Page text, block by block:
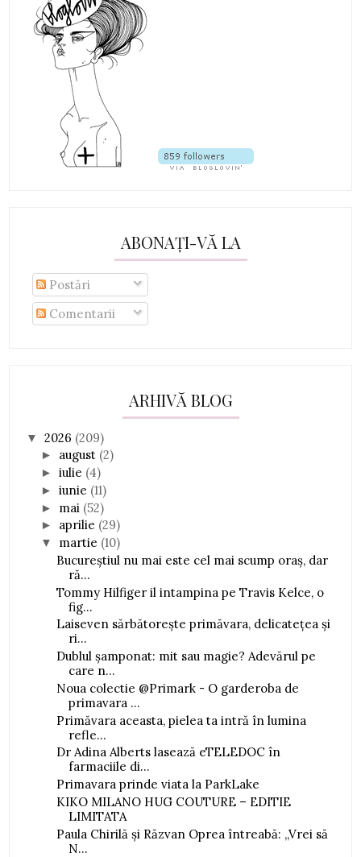
ABONAȚI-VĂ LA
Postări
Comentarii
ARHIVĂ BLOG
▼2026 (209)
► august (2)
►iulie (4)
►iunie (11)
► mai (52)
► aprilie (29)
▼ martie (10)
Bucureștiul nu mai este cel mai scump oraș, dar
ră...
Tommy Hilfiger il intampina pe Travis Kelce, o
fig...
Laiseven sărbătorește primăvara, delicatețea și
ri...
Dublul șamponat: mit sau magie? Adevărul pe
care n...
Noua colectie @Primark - O garderoba de
primavara ...
Primăvara aceasta, pielea ta intră în lumina
refle...
Dr Adina Alberts lasează eTELEDOC în
farmaciile di...
Primavara prinde viata la ParkLake
KIKO MILANO HUG COUTURE – EDITIE
LIMITATA
Paula Chirilă și Răzvan Oprea întreabă: „Vrei să
N...